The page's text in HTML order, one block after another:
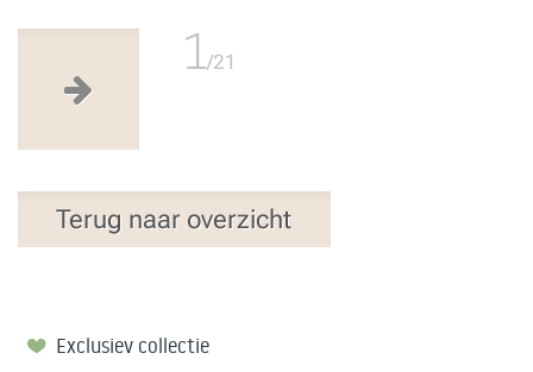
1/21
Terug naar overzicht
Exclusiev collectie